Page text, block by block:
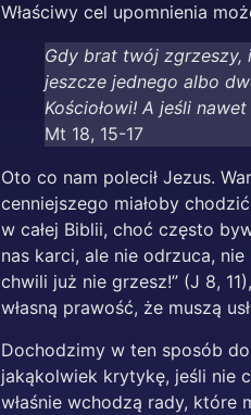
Właściwy cel upomnienia
Gdy brat twój zgrzeszy,
jeszcze jednego albo
Kościołowi! A jeśli
Mt 18, 15-17
Oto co nam polecił Jezus.
cenniejszego miałoby
w całej Biblii, choć często
nas karci, ale nie odrzuca,
chwili już nie grzesz!” (J 8,
własną prawość, że muszą
Dochodzimy w ten sposób
jakąkolwiek krytykę, jeśli nie
właśnie wchodzą rady,